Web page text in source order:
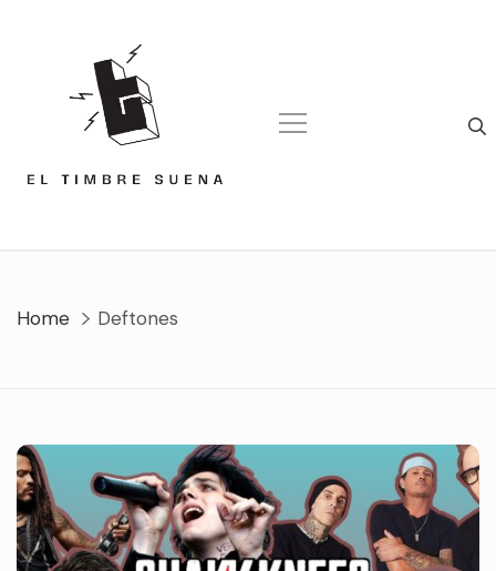
Home Deftones